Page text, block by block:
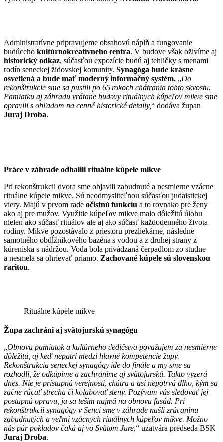
Administratívne pripravujeme obsahovú náplň a fungovanie
budúceho kultúrnokreatívneho centra. V budove však oživíme aj
historický odkaz, súčasťou expozície budú aj tehličky s menami
rodín seneckej židovskej komunity. Synagóga bude krásne
osvetlená a bude mať moderný informačný systém. „Do
rekonštrukcie sme sa pustili po 65 rokoch chátrania tohto skvostu.
Pamiatku aj záhradu vrátane budovy rituálnych kúpeľov mikve sme
opravili s ohľadom na cenné historické detaily,“ dodáva župan
Juraj Droba.
Práce v záhrade odhalili rituálne kúpele mikve
Pri rekonštrukcii dvora sme objavili zabudnuté a nesmierne vzácne
rituálne kúpele mikve. Sú neodmysliteľnou súčasťou judaistickej
viery. Majú v prvom rade očistnú funkciu a to rovnako pre ženy
ako aj pre mužov. Využitie kúpeľov mikve malo dôležitú úlohu
nielen ako súčasť rituálov ale aj ako súčasť každodenného života
rodiny. Mikve pozostávalo z priestoru prezliekárne, následne
samotného obdĺžnikového bazéna s vodou a z druhej strany z
kúreniska s nádržou. Voda bola privádzaná čerpadlom zo studne
a nesmela sa ohrievať priamo. Zachované kúpele sú slovenskou
raritou.
Rituálne kúpele mikve
Župa zachráni aj svätojurskú synagógu
„Obnovu pamiatok a kultúrneho dedičstva považujem za nesmierne
dôležitú, aj keď nepatrí medzi hlavné kompetencie župy.
Rekonštrukcia seneckej synagógy ide do finále a my sme sa
rozhodli, že odkúpime a zachránime aj svätojurskú. Takto vyzerá
dnes. Nie je prístupná verejnosti, chátra a asi nepotrvá dlho, kým sa
začne rúcať strecha či kolabovať steny. Pozývam vás sledovať jej
postupnú opravu, ja sa teším najmä na obnovu fasád. Pri
rekonštrukcii synagógy v Senci sme v záhrade našli zrúcaninu
zabudnutých a veľmi vzácnych rituálnych kúpeľov mikve. Možno
nás pár pokladov čaká aj vo Svätom Jure, “ uzatvára predseda BSK
Juraj Droba.